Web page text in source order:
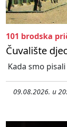
101 brodska
Čuvalište
Kada smo pisali
09.08.2026. u